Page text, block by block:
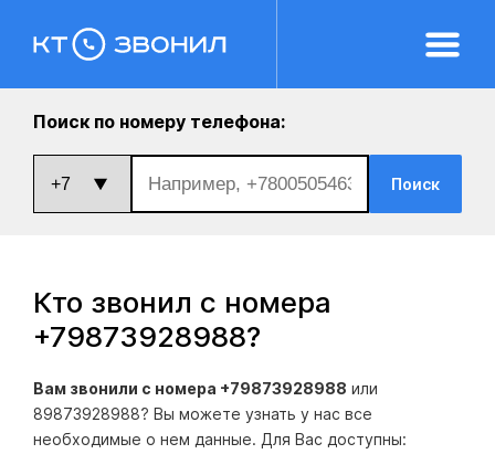
Поиск по номеру телефона:
Поиск
Кто звонил с номера
+79873928988?
Вам звонили с номера +79873928988 или
89873928988? Вы можете узнать у нас все
необходимые о нем данные. Для Вас доступны: